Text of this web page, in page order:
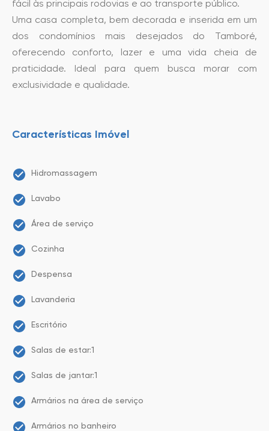
fácil às principais rodovias e ao transporte público.
Uma casa completa, bem decorada e inserida em um
dos condomínios mais desejados do Tamboré,
oferecendo conforto, lazer e uma vida cheia de
praticidade. Ideal para quem busca morar com
exclusividade e qualidade.
Características Imóvel
Hidromassagem
Lavabo
Área de serviço
Cozinha
Despensa
Lavanderia
Escritório
Salas de estar:1
Salas de jantar:1
Armários na área de serviço
Armários no banheiro